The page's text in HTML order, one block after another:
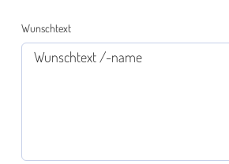
Wunschtext